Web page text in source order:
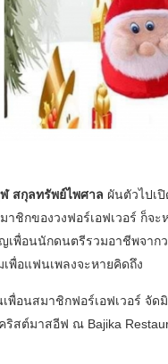
สกุลทรัพย์ไพศาล ผันตัวไปเ
ชิกของวงฟอร์เอฟเวอร์ ก็จ
เพื่อนนักดนตรีรวมอาชีพจา
พื่อแฟนเพลงจะหายคิดถึง
พื่อนสมาชิกฟอร์เอฟเวอร์ จัด
สต์มาสอีฟ ณ Bajika